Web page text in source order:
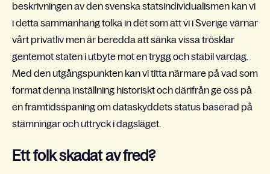
beskrivningen av den svenska statsindividualismen kan vi
i detta sammanhang tolka in det som att vi i Sverige värnar
vårt privatliv men är beredda att sänka vissa trösklar
gentemot staten i utbyte mot en trygg och stabil vardag.
Med den utgångspunkten kan vi titta närmare på vad som
format denna inställning historiskt och därifrån ge oss på
en framtidsspaning om dataskyddets status baserad på
stämningar och uttryck i dagsläget.
Ett folk skadat av fred?